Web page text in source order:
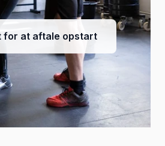
for at aftale opstart